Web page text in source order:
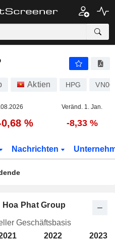
Aktien HPG
Veränd. 1. Jan.
% -8,33 %
Nachrichten
Phat Group
Geschäftsbasis
2022
2023